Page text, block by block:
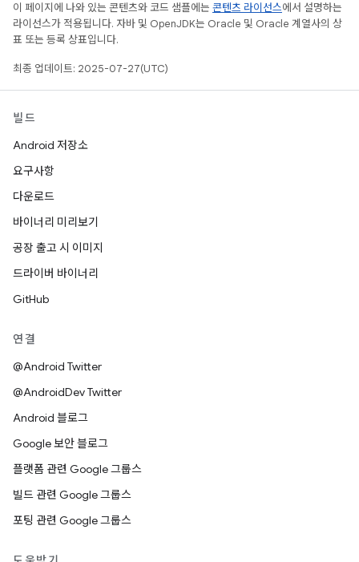
이 페이지에 나와 있는 콘텐츠와 코드 샘플에는 콘텐츠 라이선스에서 설명하는
라이선스가 적용됩니다. 자바 및 OpenJDK는 Oracle 및 Oracle 계열사의 상
표 또는 등록 상표입니다.
최종 업데이트: 2025-07-27(UTC)
빌드
Android 저장소
요구사항
다운로드
바이너리 미리보기
공장 출고 시 이미지
드라이버 바이너리
GitHub
연결
@Android Twitter
@AndroidDev Twitter
Android 블로그
Google 보안 블로그
플랫폼 관련 Google 그룹스
빌드 관련 Google 그룹스
포팅 관련 Google 그룹스